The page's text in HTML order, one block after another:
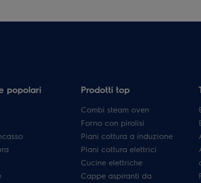
popolari Prodotti top
Combi steam oven
Forno con pirolisi
Piani cottura a induzione
Piani cottura elettrici
Cucine elettriche
Cappe aspiranti da